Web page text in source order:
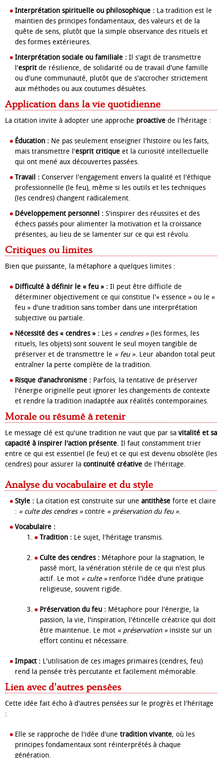
Interprétation spirituelle ou philosophique : La tradition est le
maintien des principes fondamentaux, des valeurs et de la
quête de sens, plutôt que la simple observance des rituels et
des formes extérieures.
Interprétation sociale ou familiale : Il s'agit de transmettre
l'esprit de résilience, de solidarité ou de travail d'une famille
ou d'une communauté, plutôt que de s'accrocher strictement
aux méthodes ou aux coutumes désuètes.
Application dans la vie quotidienne
La citation invite à adopter une approche proactive de l'héritage :
Éducation : Ne pas seulement enseigner l'histoire ou les faits,
mais transmettre l'esprit critique et la curiosité intellectuelle
qui ont mené aux découvertes passées.
Travail : Conserver l'engagement envers la qualité et l'éthique
professionnelle (le feu), même si les outils et les techniques
(les cendres) changent radicalement.
Développement personnel : S'inspirer des réussites et des
échecs passés pour alimenter la motivation et la croissance
présentes, au lieu de se lamenter sur ce qui est révolu.
Critiques ou limites
Bien que puissante, la métaphore a quelques limites :
Difficulté à définir le « feu » : Il peut être difficile de
déterminer objectivement ce qui constitue l'« essence » ou le «
feu » d'une tradition sans tomber dans une interprétation
subjective ou partiale.
Nécessité des « cendres » : Les « cendres »(les formes, les
rituels, les objets) sont souvent le seul moyen tangible de
préserver et de transmettre le « feu ». Leur abandon total peut
entraîner la perte complète de la tradition.
Risque d'anachronisme : Parfois, la tentative de préserver
l'énergie originelle peut ignorer les changements de contexte
et rendre la tradition inadaptée aux réalités contemporaines.
Morale ou résumé à retenir
Le message clé est qu'une tradition ne vaut que par sa vitalité et sa
capacité à inspirer l'action présente. Il faut constamment trier
entre ce qui est essentiel (le feu) et ce qui est devenu obsolète (les
cendres) pour assurer la continuité créative de l'héritage.
Analyse du vocabulaire et du style
Style : La citation est construite sur une antithèse forte et claire
: « culte des cendres »contre « préservation du feu ».
Vocabulaire :
Tradition : Le sujet, l'héritage transmis.
Culte des cendres : Métaphore pour la stagnation, le
passé mort, la vénération stérile de ce qui n'est plus
actif. Le mot « culte »renforce l'idée d'une pratique
religieuse, souvent rigide.
Préservation du feu : Métaphore pour l'énergie, la
passion, la vie, l'inspiration, l'étincelle créatrice qui doit
être maintenue. Le mot « préservation »insiste sur un
effort continu et nécessaire.
Impact : L'utilisation de ces images primaires (cendres, feu)
rend la pensée très percutante et facilement mémorable.
Lien avec d’autres pensées
Cette idée fait écho à d'autres pensées sur le progrès et l'héritage
:
Elle se rapproche de l'idée d'une tradition vivante, où les
principes fondamentaux sont réinterprétés à chaque
génération.